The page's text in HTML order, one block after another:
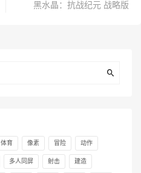
黑水晶：抗战纪元 战略版
体育 像素 冒险 动作
多人同屏 射击 建造